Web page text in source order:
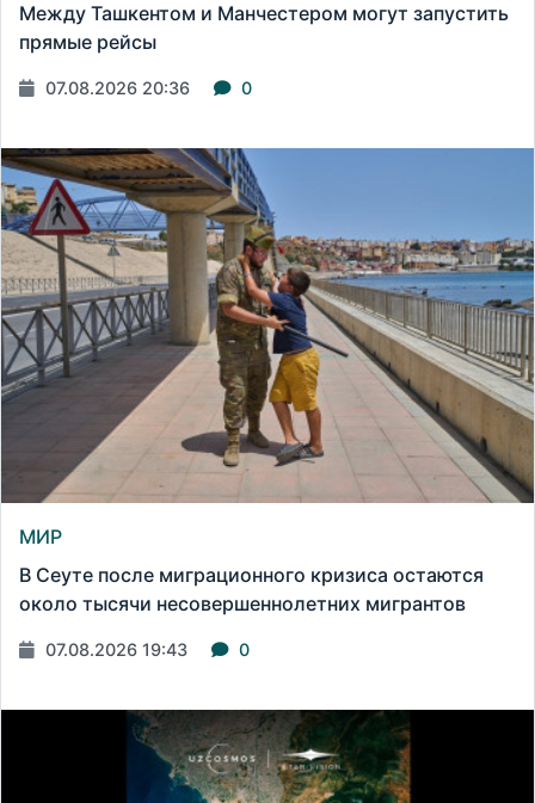
Между Ташкентом и Манчестером могут запустить
прямые рейсы
07.08.2026 20:36 0
МИР
В Сеуте после миграционного кризиса остаются
около тысячи несовершеннолетних мигрантов
07.08.2026 19:43 0